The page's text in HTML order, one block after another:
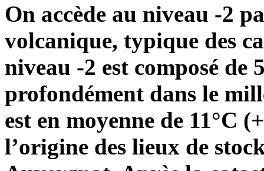
On accède au niveau -2
volcanique, typique des
niveau -2 est composé de
profondément dans le
est en moyenne de 11°C
l’origine des lieux de